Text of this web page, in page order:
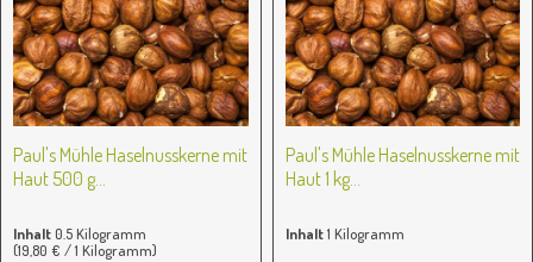
Paul's Mühle Haselnusskerne mit
Haut 500 g...
Inhalt 0.5 Kilogramm
(19,80 € / 1 Kilogramm)
Paul's Mühle Haselnusskerne mit
Haut 1 kg...
Inhalt1 Kilogramm